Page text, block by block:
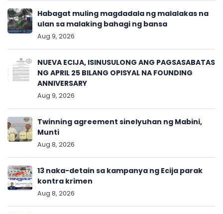
Habagat muling magdadala ng malalakas na
ulan sa malaking bahagi ng bansa
Aug 9, 2026
NUEVA ECIJA, ISINUSULONG ANG PAGSASABATAS
NG APRIL 25 BILANG OPISYAL NA FOUNDING
ANNIVERSARY
Aug 9, 2026
Twinning agreement sinelyuhan ng Mabini,
Munti
Aug 8, 2026
13 naka-detain sa kampanya ng Ecija parak
kontra krimen
Aug 8, 2026